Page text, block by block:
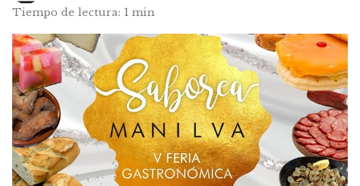
Tiempo de lectura: 1 min